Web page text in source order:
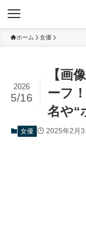
ホーム 女優
【画
ーフ
名や“
2026
5/16
女優 2025年2月3